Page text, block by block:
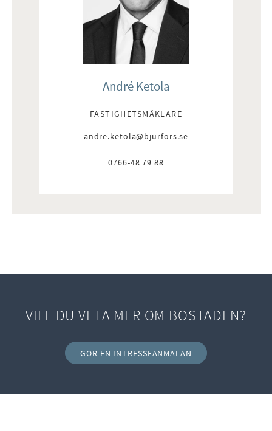
André Ketola
FASTIGHETSMÄKLARE
E-post:
andre.ketola@bjurfors.se
Telefon:
0766-48 79 88
VILL DU VETA MER OM BOSTADEN?
GÖR EN INTRESSEANMÄLAN